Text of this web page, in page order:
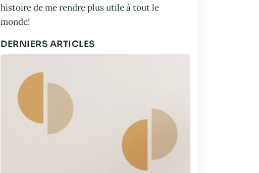
histoire de me rendre plus utile à tout le
monde!
DERNIERS ARTICLES